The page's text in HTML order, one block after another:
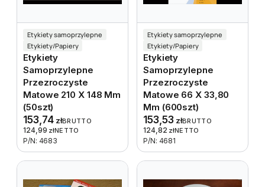
Etykiety samoprzylepne
Etykiety/Papiery
Etykiety
Samoprzylepne
Przezroczyste
Matowe 210 X 148 Mm
(50szt)
153,74 złBRUTTO
124,99 złNETTO
P/N: 4683
Etykiety samoprzylepne
Etykiety/Papiery
Etykiety
Samoprzylepne
Przezroczyste
Matowe 66 X 33,80
Mm (600szt)
153,53 złBRUTTO
124,82 złNETTO
P/N: 4681